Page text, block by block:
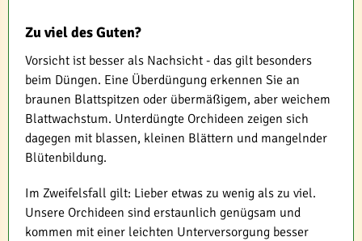
Zu viel des Guten?
Vorsicht ist besser als Nachsicht - das gilt besonders
beim Düngen. Eine Überdüngung erkennen Sie an
braunen Blattspitzen oder übermäßigem, aber weichem
Blattwachstum. Unterdüngte Orchideen zeigen sich
dagegen mit blassen, kleinen Blättern und mangelnder
Blütenbildung.
Im Zweifelsfall gilt: Lieber etwas zu wenig als zu viel.
Unsere Orchideen sind erstaunlich genügsam und
kommen mit einer leichten Unterversorgung besser